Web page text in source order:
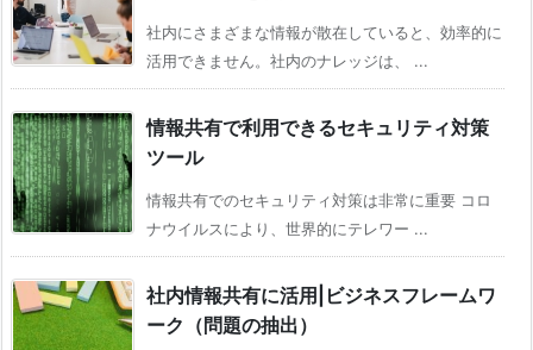
社内にさまざまな情報が散在していると、効率的に
活用できません。社内のナレッジは、 ...
情報共有で利用できるセキュリティ対策
ツール
情報共有でのセキュリティ対策は非常に重要 コロ
ナウイルスにより、世界的にテレワー ...
社内情報共有に活用|ビジネスフレームワ
ーク（問題の抽出）